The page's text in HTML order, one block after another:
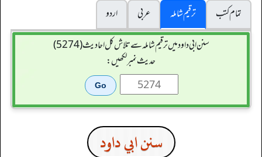
تمام کتب
ترقیم شاملہ عربی
اردو
سنن ابي داود میں ترقیم شاملہ سے تلاش کل احادیث (5274)
حدیث نمبر لکھیں:
سنن ابي داود